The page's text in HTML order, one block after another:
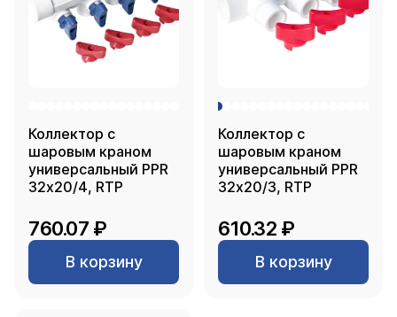
Коллектор с
шаровым краном
универсальный PPR
32х20/4, RTP
760.07 ₽
В корзину
Коллектор с
шаровым краном
универсальный PPR
32х20/3, RTP
610.32 ₽
В корзину